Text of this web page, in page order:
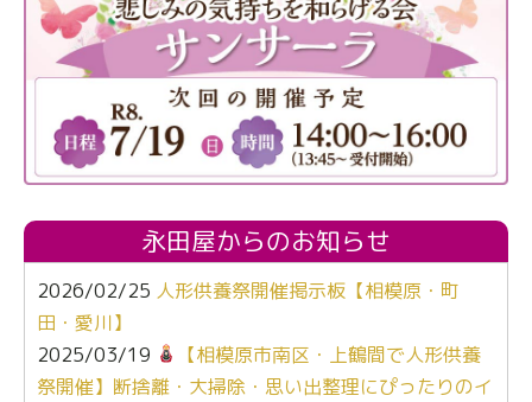
永田屋からのお知らせ
2026/02/25 人形供養祭開催掲示板【相模原・町
田・愛川】
2025/03/19
【相模原市南区・上鶴間で人形供養
祭開催】断捨離・大掃除・思い出整理にぴったりのイ